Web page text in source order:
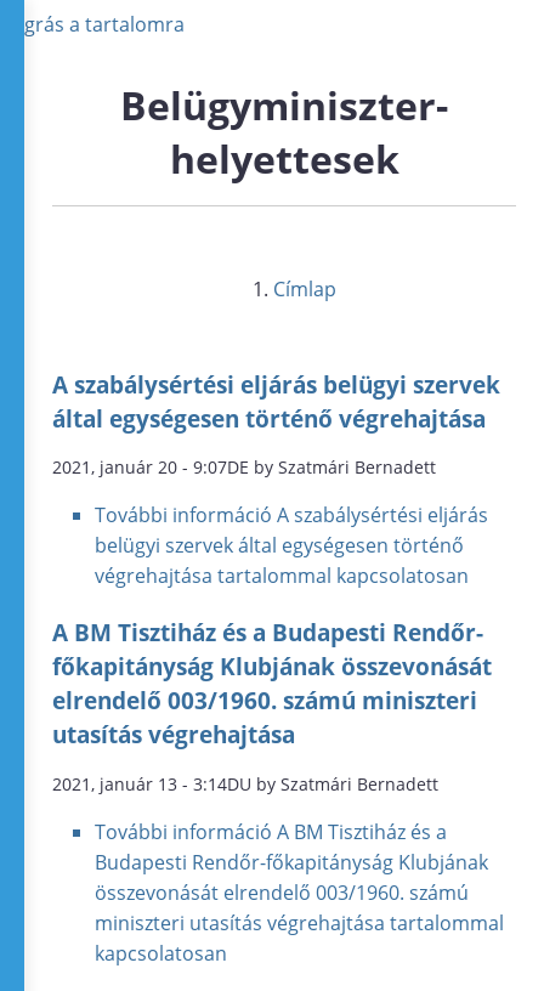
Ugrás a tartalomra
Belügyminiszter-
helyettesek
Címlap
A szabálysértési eljárás belügyi szervek
által egységesen történő végrehajtása
2021, január 20 - 9:07DE by Szatmári Bernadett
További információ A szabálysértési eljárás
belügyi szervek által egységesen történő
végrehajtása tartalommal kapcsolatosan
A BM Tisztiház és a Budapesti Rendőr-
főkapitányság Klubjának összevonását
elrendelő 003/1960. számú miniszteri
utasítás végrehajtása
2021, január 13 - 3:14DU by Szatmári Bernadett
További információ A BM Tisztiház és a
Budapesti Rendőr-főkapitányság Klubjának
összevonását elrendelő 003/1960. számú
miniszteri utasítás végrehajtása tartalommal
kapcsolatosan